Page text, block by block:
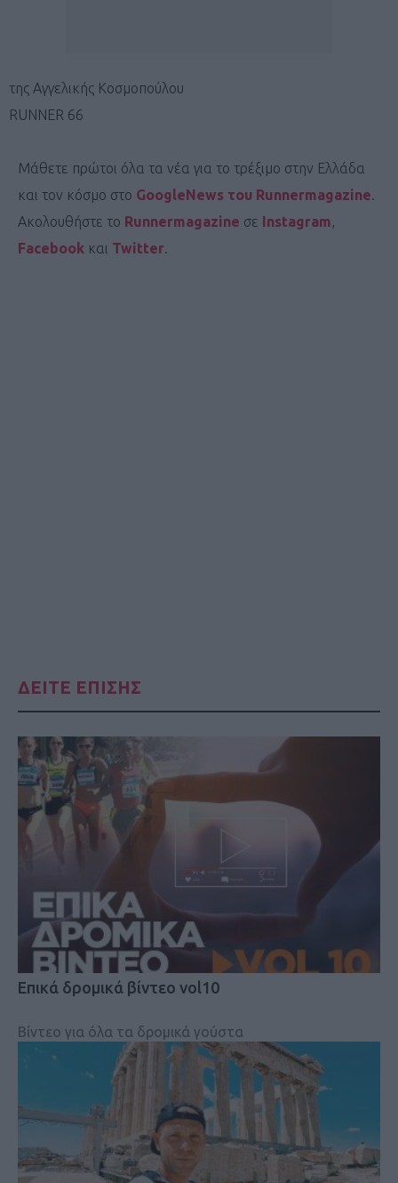
της Αγγελικής Κοσμοπούλου
RUNNER 66
Μάθετε πρώτοι όλα τα νέα για το τρέξιμο στην Ελλάδα
και τον κόσμο στο GoogleNews του Runnermagazine.
Ακολουθήστε το Runnermagazine σε Instagram,
Facebook και Twitter.
ΔΕΙΤΕ ΕΠΙΣΗΣ
Επικά δρομικά βίντεο vol10
Βίντεο για όλα τα δρομικά γούστα